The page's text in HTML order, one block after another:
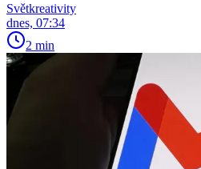
Světkreativity
dnes, 07:34
2 min